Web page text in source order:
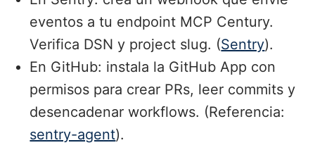
eventos a tu endpoint MCP Century.
Verifica DSN y project slug. (Sentry).
En GitHub: instala la GitHub App con
permisos para crear PRs, leer commits y
desencadenar workflows. (Referencia:
sentry-agent).